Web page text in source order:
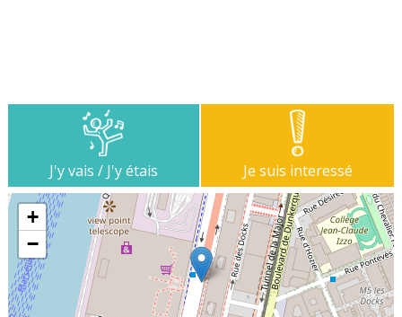
J'y vais / J'y étais Je suis interessé
+
−